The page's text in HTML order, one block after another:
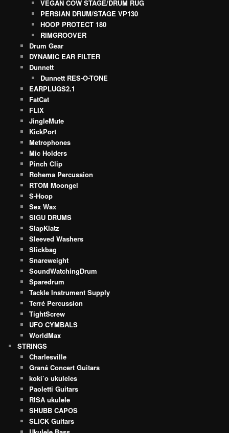
VEGAN COW STAGE/DRUM RUG
PERSIAN DRUM/STAGE VP130
HOOP PROTECT 180
RIMGROOVER
Drum Gear
DYNAMIC EAR FILTER
Dunnett
Dunnett RES-O-TONE
EARPLUGS2.1
FatCat
FLIX
JingleMute
KickPort
Metrophones
Mic Holders
Pinch Clip
Rohema Percussion
RTOM Moongel
S-Hoop
Sex Wax
SIGU DRUMS
SlapKlatz
Sleeved Washers
Slickbag
Snareweight
SoundWatchingDrum
Sparedrum
Tackle Instrument Supply
Terré Percussion
TightScrew
UFO CYMBALS
WorldMax
STRINGS
Charlesville
Graná Concert Guitars
koki’o ukuleles
Paoletti Guitars
RISA ukulele
SHUBB CAPOS
SLICK Guitars